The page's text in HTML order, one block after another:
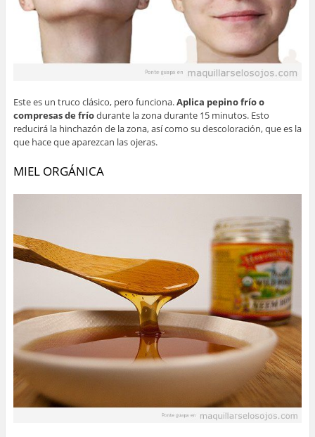
Este es un truco clásico, pero funciona.Aplica pepino frío o
compresas de fríodurante la zona durante 15 minutos. Esto
reducirá la hinchazón de la zona, así como su descoloración, que es la
que hace que aparezcan las ojeras.
MIEL ORGÁNICA